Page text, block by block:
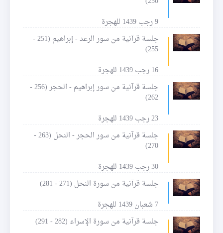
9 رجب 1439 للهجرة
جلسة قرآنية من سور الرعد - إبراهيم (251 -
255)
16 رجب 1439 للهجرة
جلسة قرآنية من سور إبراهيم - الحجر (256 -
262)
23 رجب 1439 للهجرة
جلسة قرآنية من سور الحجر - النحل (263 -
270)
30 رجب 1439 للهجرة
جلسة قرآنية من سورة النحل (271 - 281)
7 شعبان 1439 للهجرة
جلسة قرآنية من سورة الإسراء (282 - 291)